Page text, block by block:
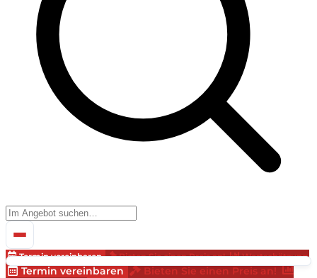
Termin vereinbaren Bieten Sie einen Preis an! Wertschätzung
Termin vereinbaren
Bieten Sie einen Preis an!